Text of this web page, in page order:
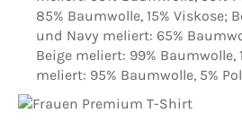
85% Baumwolle, 15% Viskose;
und Navy meliert: 65%
Beige meliert: 99% Baumwolle,
meliert: 95% Baumwolle, 5%